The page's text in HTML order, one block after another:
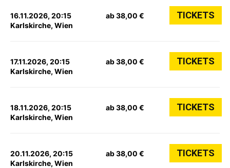
16.11.2026, 20:15
Karlskirche, Wien
ab 38,00 € TICKETS
17.11.2026, 20:15
Karlskirche, Wien
ab 38,00 € TICKETS
18.11.2026, 20:15
Karlskirche, Wien
ab 38,00 € TICKETS
20.11.2026, 20:15
Karlskirche, Wien
ab 38,00 € TICKETS